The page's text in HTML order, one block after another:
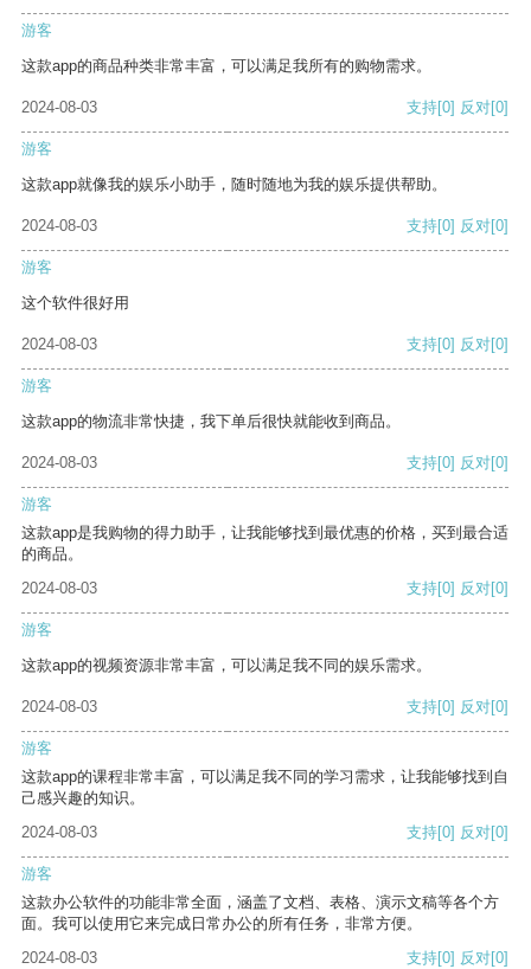
游客
这款app的商品种类非常丰富，可以满足我所有的购物需求。
2024-08-03 支持[0] 反对[0]
游客
这款app就像我的娱乐小助手，随时随地为我的娱乐提供帮助。
2024-08-03 支持[0] 反对[0]
游客
这个软件很好用
2024-08-03 支持[0] 反对[0]
游客
这款app的物流非常快捷，我下单后很快就能收到商品。
2024-08-03 支持[0] 反对[0]
游客
这款app是我购物的得力助手，让我能够找到最优惠的价格，买到最合适
的商品。
2024-08-03
支持[0] 反对[0]
游客
这款app的视频资源非常丰富，可以满足我不同的娱乐需求。
2024-08-03 支持[0] 反对[0]
游客
这款app的课程非常丰富，可以满足我不同的学习需求，让我能够找到自
己感兴趣的知识。
2024-08-03
支持[0] 反对[0]
游客
这款办公软件的功能非常全面，涵盖了文档、表格、演示文稿等各个方
面。我可以使用它来完成日常办公的所有任务，非常方便。
2024-08-03
支持[0] 反对[0]